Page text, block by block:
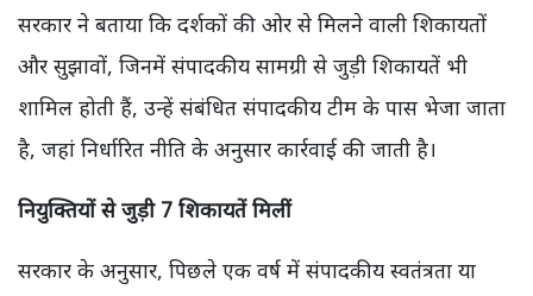
सरकार ने बताया कि दर्शकों की ओर से मिलने वाली शिकायतों
और सुझावों, जिनमें संपादकीय सामग्री से जुड़ी शिकायतें भी
शामिल होती हैं, उन्हें संबंधित संपादकीय टीम के पास भेजा जाता
है, जहां निर्धारित नीति के अनुसार कार्रवाई की जाती है।
नियुक्तियों से जुड़ी 7 शिकायतें मिलीं
सरकार के अनुसार, पिछले एक वर्ष में संपादकीय स्वतंत्रता या